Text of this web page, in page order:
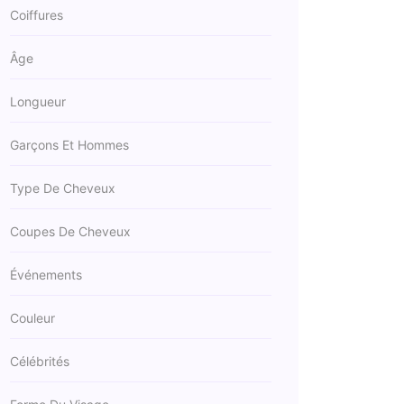
Coiffures
Âge
Longueur
Garçons Et Hommes
Type De Cheveux
Coupes De Cheveux
Événements
Couleur
Célébrités